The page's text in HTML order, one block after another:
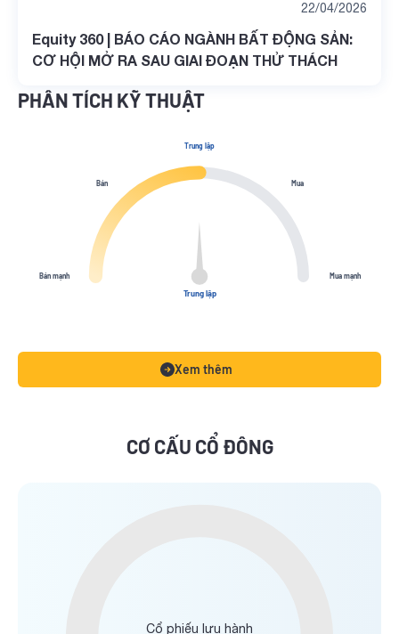
22/04/2026
Equity 360 | BÁO CÁO NGÀNH BẤT ĐỘNG SẢN:
CƠ HỘI MỞ RA SAU GIAI ĐOẠN THỬ THÁCH
PHÂN TÍCH KỸ THUẬT
Bán mạnh
Bán
Trung lập
Mua
Mua mạnh
Trung lập
Xem thêm
CƠ CẤU CỔ ĐÔNG
Cổ phiếu lưu hành